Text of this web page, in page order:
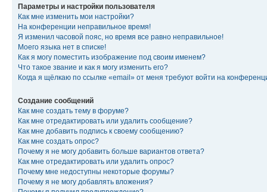
Параметры и настройки пользователя
Как мне изменить мои настройки?
На конференции неправильное время!
Я изменил часовой пояс, но время все равно неправильное!
Моего языка нет в списке!
Как я могу поместить изображение под своим именем?
Что такое звание и как я могу изменить его?
Когда я щёлкаю по ссылке «email» от меня требуют войти на
Создание сообщений
Как мне создать тему в форуме?
Как мне отредактировать или удалить сообщение?
Как мне добавить подпись к своему сообщению?
Как мне создать опрос?
Почему я не могу добавить больше вариантов ответа?
Как мне отредактировать или удалить опрос?
Почему мне недоступны некоторые форумы?
Почему я не могу добавлять вложения?